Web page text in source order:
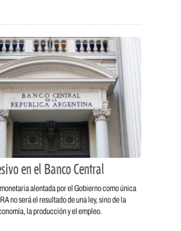
en el Banco Central
alentada por el Gobierno como única
no será el resultado de una ley, sino de la
la producción y el empleo.